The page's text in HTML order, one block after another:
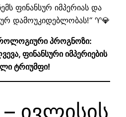
ფინანსურ იმპერიას და
დამოუკიდებლობას!“ ♈💎
პროგნოზი:
ფინანსური იმპერიების
ტრიუმფი!
– ივლისის